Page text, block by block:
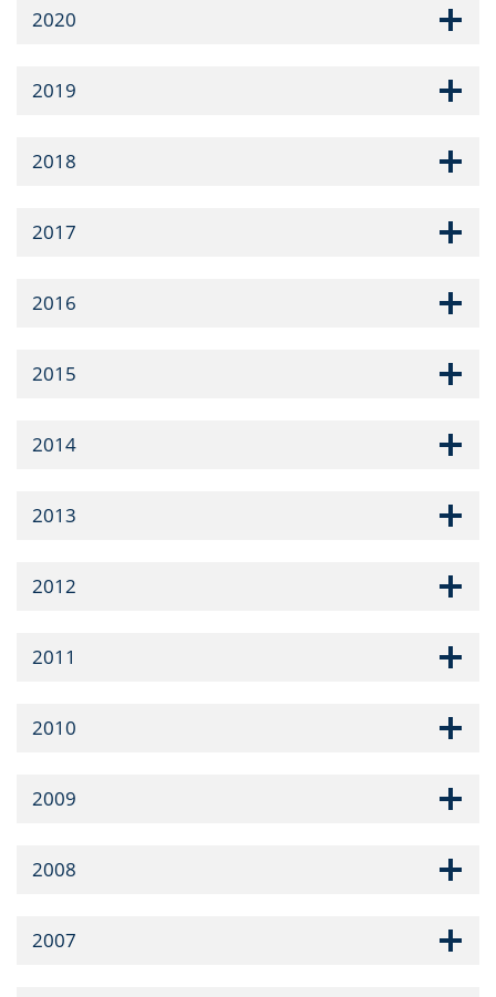
2020
2019
2018
2017
2016
2015
2014
2013
2012
2011
2010
2009
2008
2007